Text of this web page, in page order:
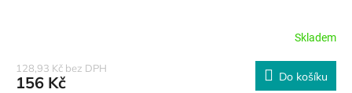
Skladem
128,93 Kč bez DPH
156 Kč Do košíku